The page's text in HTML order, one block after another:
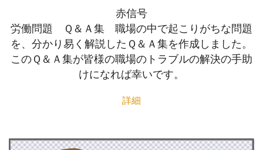
赤信号
労働問題 Ｑ＆Ａ集 職場の中で起こりがちな問題
を、分かり易く解説したＱ＆Ａ集を作成しました。
このＱ＆Ａ集が皆様の職場のトラブルの解決の手助
けになれば幸いです。
詳細